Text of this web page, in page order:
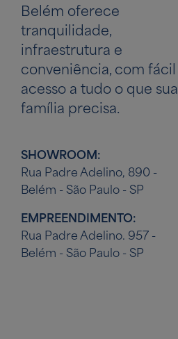
Belém oferece
tranquilidade,
infraestrutura e
conveniência, com fácil
acesso a tudo o que sua
família precisa.
SHOWROOM:
Rua Padre Adelino, 890 -
Belém - São Paulo - SP
EMPREENDIMENTO:
Rua Padre Adelino. 957 -
Belém - São Paulo - SP